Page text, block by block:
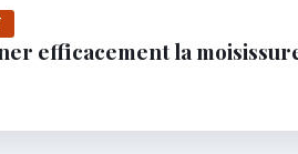
efficacement la